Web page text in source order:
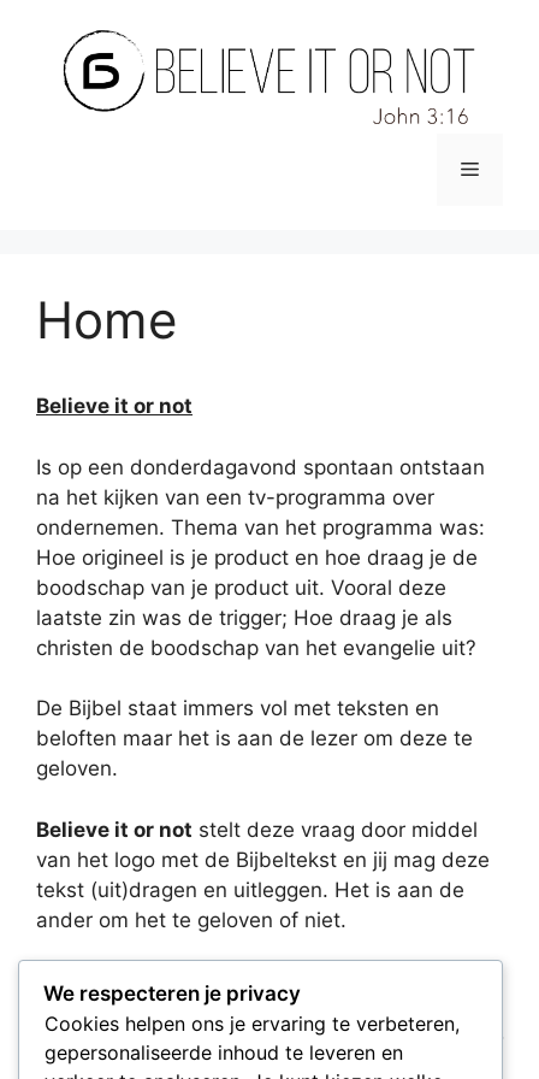
Menu
Home
Believe it or not
Is op een donderdagavond spontaan ontstaan
na het kijken van een tv-programma over
ondernemen. Thema van het programma was:
Hoe origineel is je product en hoe draag je de
boodschap van je product uit. Vooral deze
laatste zin was de trigger; Hoe draag je als
christen de boodschap van het evangelie uit?
De Bijbel staat immers vol met teksten en
beloften maar het is aan de lezer om deze te
geloven.
Believe it or not stelt deze vraag door middel
van het logo met de Bijbeltekst en jij mag deze
tekst (uit)dragen en uitleggen. Het is aan de
ander om het te geloven of niet.
Acts 1:8
“But ye shall receive power, after that the Holy
Ghost is come upon you: and ye shall be
We respecteren je privacy
Cookies helpen ons je ervaring te verbeteren,
gepersonaliseerde inhoud te leveren en